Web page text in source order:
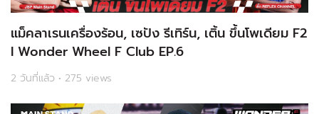
แม็คลาเรนเครื่องร้อน, เซปัง รีเทิร์น, เติ้น ขึ้นโพเดียม F2
l Wonder Wheel F Club EP.6
2 วันที่แล้ว • 275 views